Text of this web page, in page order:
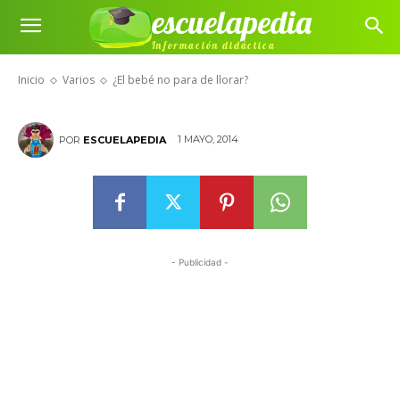
escuelapedia
Información didáctica
Inicio Varios ¿El bebé no para de llorar?
¿El bebé no para de llorar?
POR ESCUELAPEDIA 1 MAYO, 2014
- Publicidad -